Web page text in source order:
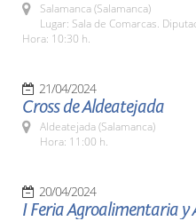
Salamanca (Salamanca)
Lugar: Sala de Comarcas.
Hora: 10:30 h.
21/04/2024
Cross de Aldeatejada
Aldeatejada (Salamanca)
Hora: 11:00 h.
20/04/2024
I Feria Agroalimentaria y